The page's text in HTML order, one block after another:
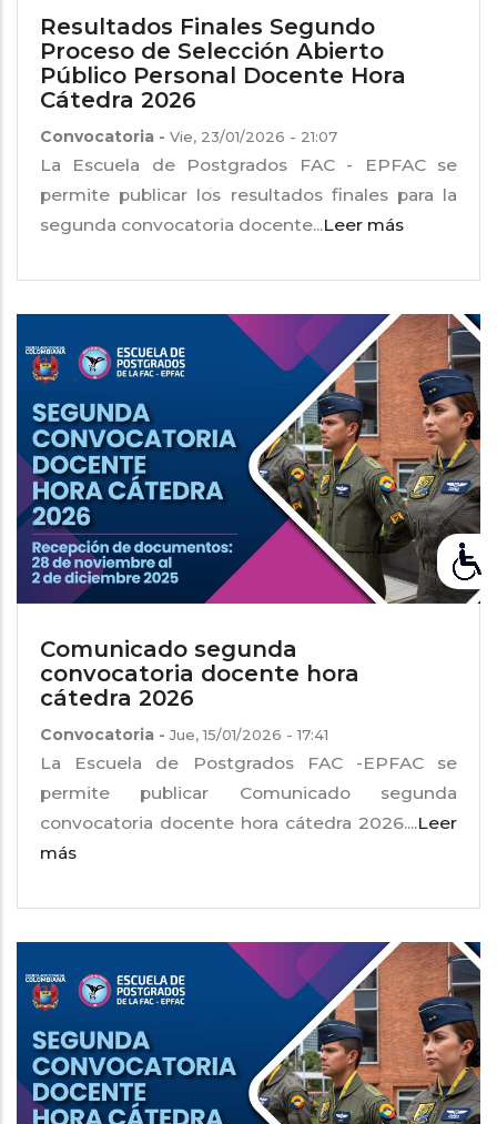
Resultados Finales Segundo
Proceso de Selección Abierto
Público Personal Docente Hora
Cátedra 2026
Convocatoria - Vie, 23/01/2026 - 21:07
La Escuela de Postgrados FAC - EPFAC se
permite publicar los resultados finales para la
segunda convocatoria docente...Leer más
Comunicado segunda
convocatoria docente hora
cátedra 2026
Convocatoria -Jue, 15/01/2026 - 17:41
La Escuela de Postgrados FAC -EPFAC se
permite publicar Comunicado segunda
convocatoria docente hora cátedra 2026....Leer
más